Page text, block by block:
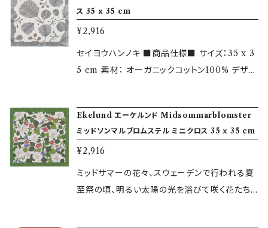
ており、環境負荷のない製法で製造しています。
小さなお子様から大人まで安心してお使いいた
だけます。
ただけます。 https://www.mizuiro-butik.jp/
blog/2018/09/01/144743 ＜エーケルンドに
ついて＞ 1695年創業のエーケルンドは、スウェ
ーデン老舗のテキスタイルブランドです。 伝統的
べてオーガニック（無農薬栽培による）の素材を
原料にしており、環境負荷のない製法で製造し
ています。 小さなお子様から大人まで安心して
お使いいただけます。
ス 35 ｘ 35 cm
¥2,916
セイヨウハンノキ ■商品仕様■ サイズ：35 x 3
5 cm 素材： オーガニックコットン100% デザイ
お取り寄せも行っております。 各種カタログはこ
ちらよりご覧いただけます。 https://www.mizu
iro-butik.jp/blog/2018/09/01/144743 ＜エ
ーケルンドについて＞ 1695年創業のエーケルン
ドは、スウェーデン老舗のテキスタイルブランドで
Ekelund エーケルンド Midsommarblomster
ミッドソンマルブロムステル ミニクロス 35 ｘ 35 cm
¥2,916
ミッドサマーの花々、スウェーデンで行われる夏
至祭の頃、明るい太陽の光を浴びて咲く花たち